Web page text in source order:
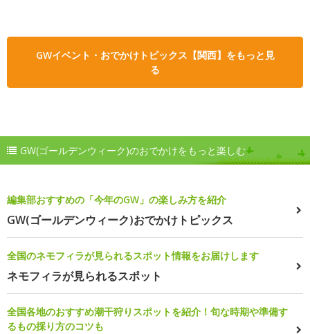
GWイベント・おでかけトピックス【関西】をもっと見
る
GW(ゴールデンウィーク)のおでかけをもっと楽しむ
編集部おすすめの「今年のGW」の楽しみ方を紹介
GW(ゴールデンウィーク)おでかけトピックス
全国のネモフィラが見られるスポット情報をお届けします
ネモフィラが見られるスポット
全国各地のおすすめ潮干狩りスポットを紹介！旬な時期や準備す
るもの採り方のコツも